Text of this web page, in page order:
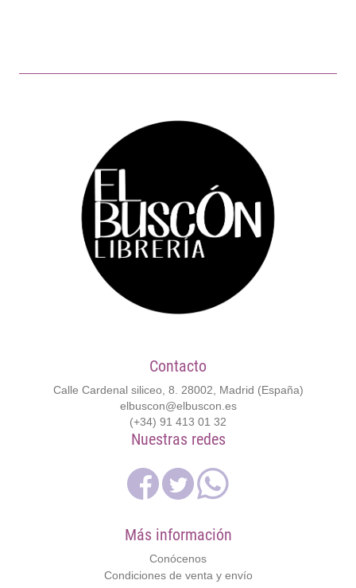
Contacto
Calle Cardenal siliceo, 8. 28002, Madrid (España)
elbuscon@elbuscon.es
(+34) 91 413 01 32
Nuestras redes
Más información
Conócenos
Condiciones de venta y envío